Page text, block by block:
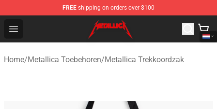
FREE shipping on orders over $100
Open menu
Metallica Store - Official Metallica Merchandise Shop
Home/Metallica Toebehoren/Metallica Trekkoordzak